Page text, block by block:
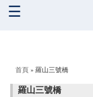
☰
您在這裡
首頁 » 羅山三號橋
羅山三號橋